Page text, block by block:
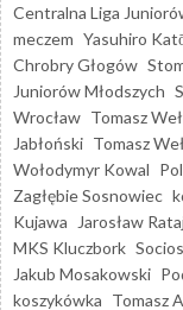
Centralna Liga
meczem Yasuhiro
Chrobry Głogów
Juniorów Młodszych
Wrocław Tomasz
Jabłoński Tomasz
Wołodymyr Kowal
Zagłębie Sosnowiec
Kujawa
Jarosław
MKS Kluczbork
Jakub Mosakowski
koszykówka Tomasz